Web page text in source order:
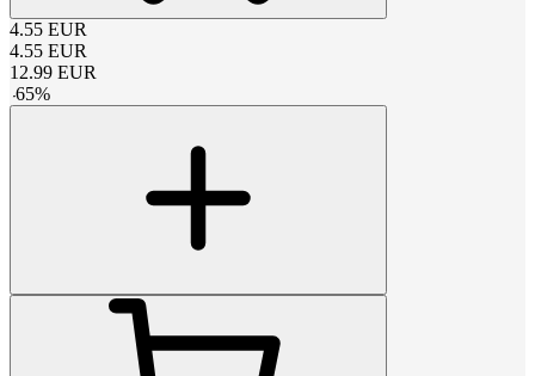
4.55 EUR
4.55 EUR
12.99 EUR
-65%